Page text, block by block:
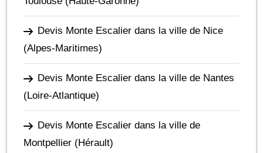
Devis Monte Escalier dans la ville de Nice
(Alpes-Maritimes)
Devis Monte Escalier dans la ville de Nantes
(Loire-Atlantique)
Devis Monte Escalier dans la ville de
Montpellier (Hérault)